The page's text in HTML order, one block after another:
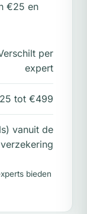
€25 en
per
expert
tot €499
vanuit de
bieden